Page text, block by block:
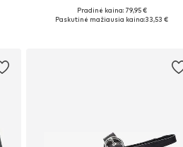
+12
Galimi dydžiai: 37, 38, 39, 40, 41
Pradinė kaina: 79,95 €
Paskutinė mažiausia kaina:33,53 €